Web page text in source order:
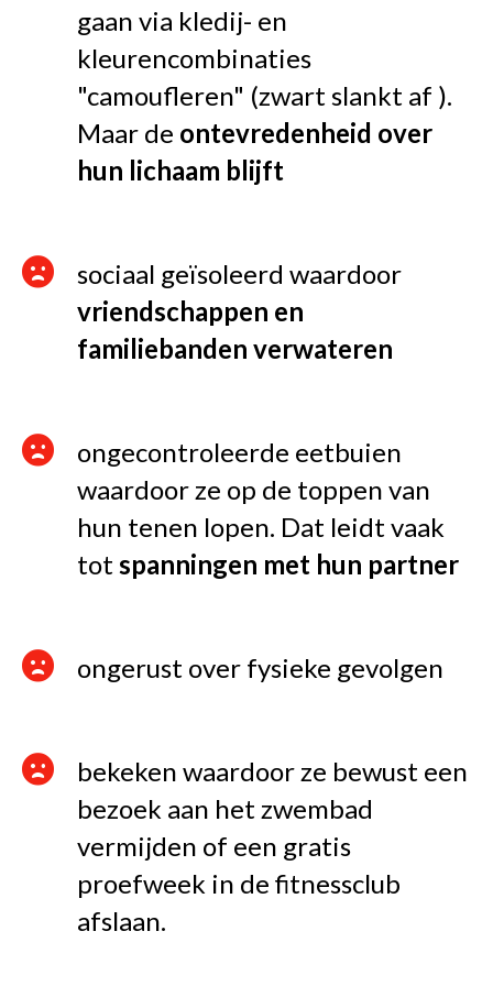
gaan via kledij- en
kleurencombinaties
"camoufleren" (zwart slankt af ).
Maar de ontevredenheid over
hun lichaam blijft
sociaal geïsoleerd waardoor
vriendschappen en
familiebanden verwateren
ongecontroleerde eetbuien
waardoor ze op de toppen van
hun tenen lopen. Dat leidt vaak
tot spanningen met hun partner
ongerust over fysieke gevolgen
bekeken waardoor ze bewust een
bezoek aan het zwembad
vermijden of een gratis
proefweek in de fitnessclub
afslaan.